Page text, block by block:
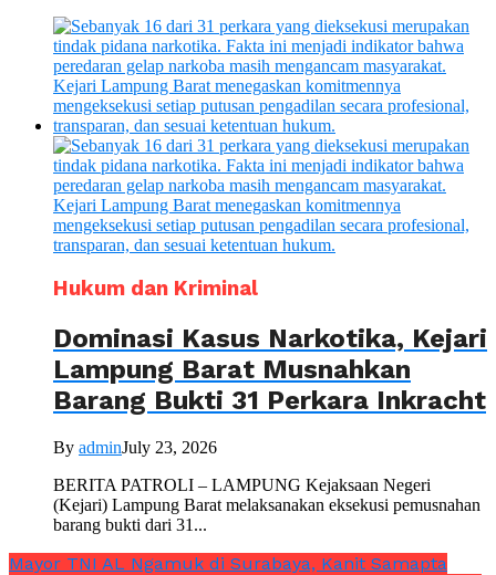
Hukum dan Kriminal
Dominasi Kasus Narkotika, Kejari
Lampung Barat Musnahkan
Barang Bukti 31 Perkara Inkracht
By adminJuly 23, 2026
BERITA PATROLI – LAMPUNG Kejaksaan Negeri
(Kejari) Lampung Barat melaksanakan eksekusi pemusnahan
barang bukti dari 31...
Mayor TNI AL Ngamuk di Surabaya, Kanit Samapta